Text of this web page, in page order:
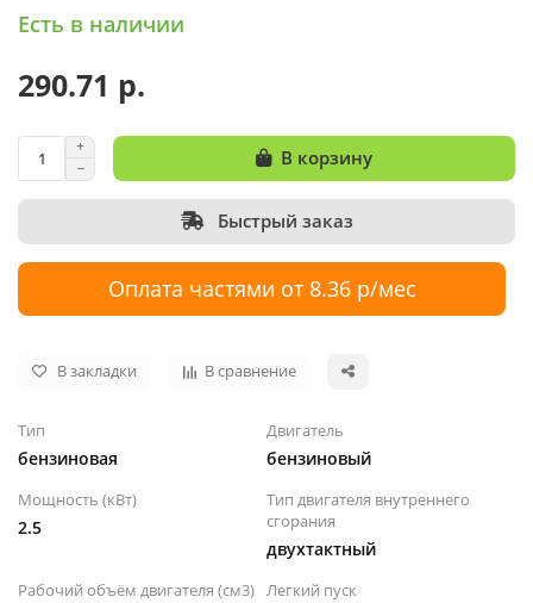
Есть в наличии
290.71 р.
В корзину
Быстрый заказ
Оплата частями от 8.36 р/мес
В закладки В сравнение
Тип
бензиновая
Двигатель
бензиновый
Мощность (кВт)
2.5
Тип двигателя внутреннего
сгорания
двухтактный
Рабочий объём двигателя (см3) Легкий пуск